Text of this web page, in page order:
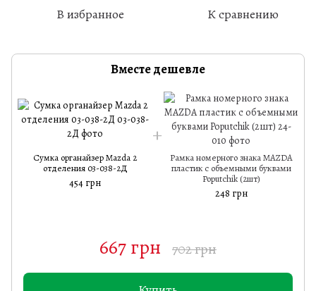
В избранное К сравнению
Вместе дешевле
Сумка органайзер Mazda 2
отделения 03-038-2Д
454 грн
Рамка номерного знака MAZDA
пластик с объемными буквами
Poputchik (2шт)
248 грн
667 грн 702 грн